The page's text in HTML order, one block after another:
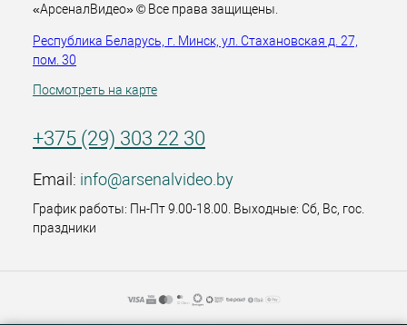
«АрсеналВидео» © Все права защищены.
Республика Беларусь, г. Минск, ул. Стахановская д. 27,
пом. 30
Посмотреть на карте
+375 (29) 303 22 30
Email: info@arsenalvideo.by
График работы: Пн-Пт 9.00-18.00. Выходные: Сб, Вс, гос.
праздники